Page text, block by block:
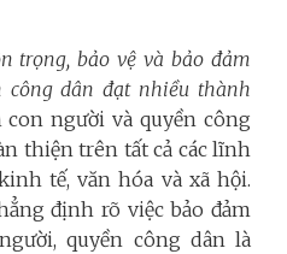
trọng, bảo vệ và bảo đảm
công dân đạt nhiều thành
con người và quyền công
thiện trên tất cả các lĩnh
tế, văn hóa và xã hội.
định rõ việc bảo đảm
quyền công dân là